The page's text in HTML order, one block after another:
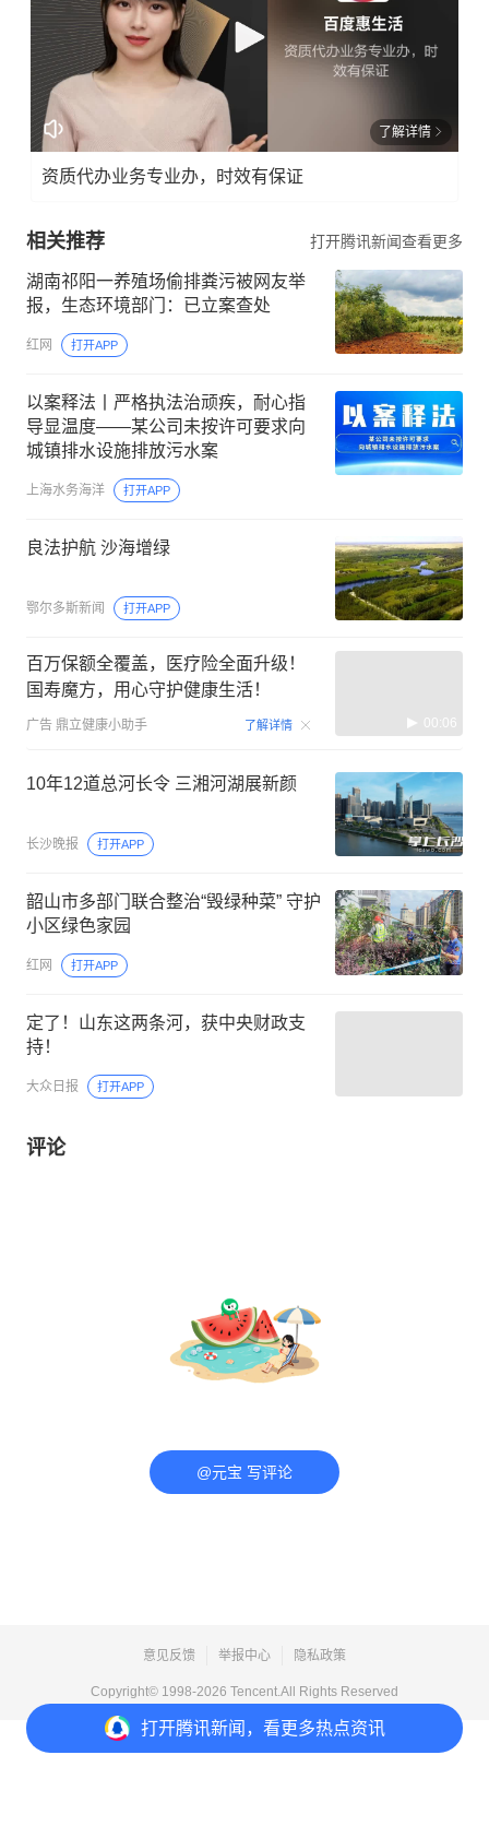
打开腾讯新闻，看更多热点资讯
了解详情
资质代办业务专业办，时效有保证
相关推荐 打开腾讯新闻查看更多
湖南祁阳一养殖场偷排粪污被网友举
报，生态环境部门：已立案查处
红网 打开APP
以案释法丨严格执法治顽疾，耐心指
导显温度——某公司未按许可要求向
城镇排水设施排放污水案
上海水务海洋 打开APP
良法护航 沙海增绿
鄂尔多斯新闻 打开APP
百万保额全覆盖，医疗险全面升级！
国寿魔方，用心守护健康生活！
广告 鼎立健康小助手 了解详情 00:06
10年12道总河长令 三湘河湖展新颜
长沙晚报 打开APP
韶山市多部门联合整治“毁绿种菜” 守护
小区绿色家园
红网 打开APP
定了！山东这两条河，获中央财政支
持！
大众日报 打开APP
评论
@元宝 写评论
意见反馈 举报中心 隐私政策
Copyright© 1998-2026 Tencent.All Rights Reserved